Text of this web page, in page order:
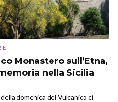
Monastero sull’Etna,
nella Sicilia
domenica del Vulcanico ci